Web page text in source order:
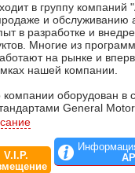
в группу
и обслуживанию
в разработке и
Многие из
на рынке и
нашей компании.
оборудован в
General
специальный
и
позволит обеспечить
V.I.P.